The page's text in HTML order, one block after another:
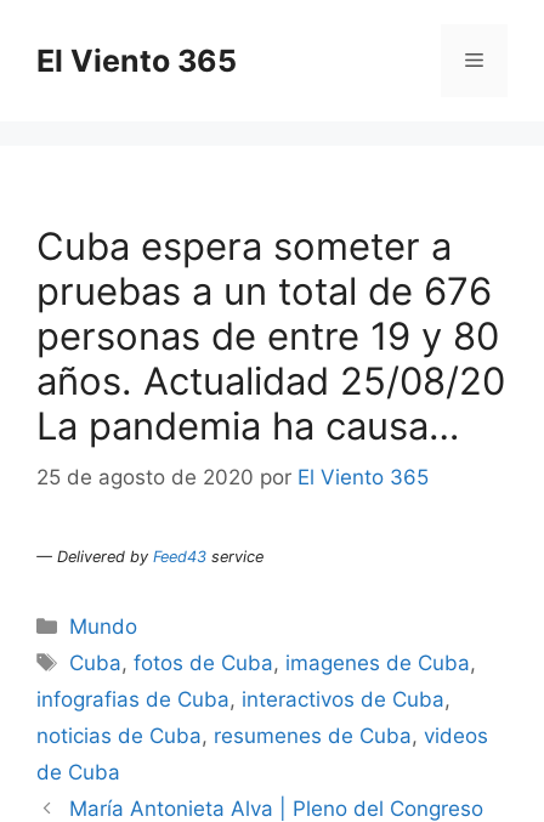
contenido
El Viento 365 Menú
Cuba espera someter a
pruebas a un total de 676
personas de entre 19 y 80
años. Actualidad 25/08/20
La pandemia ha causa…
25 de agosto de 2020 por El Viento 365
— Delivered by Feed43 service
Categorías
Mundo
Etiquetas
Cuba,fotos de Cuba, imagenes de Cuba,
infografias de Cuba, interactivos de Cuba,
noticias de Cuba, resumenes de Cuba, videos
de Cuba
María Antonieta Alva | Pleno del Congreso